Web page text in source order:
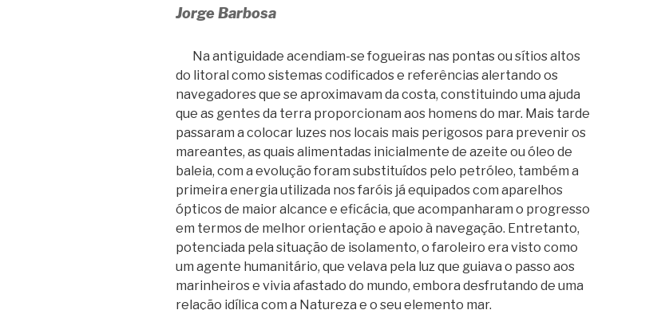
Jorge Barbosa
Na antiguidade acendiam-se fogueiras nas pontas ou sítios altos
do litoral como sistemas codificados e referências alertando os
navegadores que se aproximavam da costa, constituindo uma ajuda
que as gentes da terra proporcionam aos homens do mar. Mais tarde
passaram a colocar luzes nos locais mais perigosos para prevenir os
mareantes, as quais alimentadas inicialmente de azeite ou óleo de
baleia, com a evolução foram substituídos pelo petróleo, também a
primeira energia utilizada nos faróis já equipados com aparelhos
ópticos de maior alcance e eficácia, que acompanharam o progresso
em termos de melhor orientação e apoio à navegação. Entretanto,
potenciada pela situação de isolamento, o faroleiro era visto como
um agente humanitário, que velava pela luz que guiava o passo aos
marinheiros e vivia afastado do mundo, embora desfrutando de uma
relação idílica com a Natureza e o seu elemento mar.